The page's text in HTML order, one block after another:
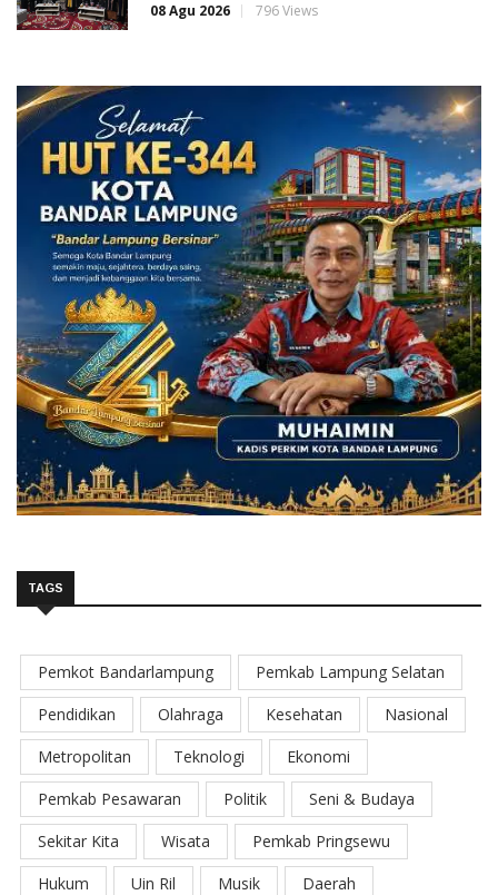
08 Agu 2026
796 Views
TAGS
Pemkot Bandarlampung
Pemkab Lampung Selatan
Pendidikan
Olahraga Kesehatan
Nasional
Metropolitan
Teknologi
Ekonomi
Pemkab Pesawaran
Politik
Seni & Budaya
Sekitar Kita
Wisata
Pemkab Pringsewu
Hukum
Uin Ril Musik
Daerah